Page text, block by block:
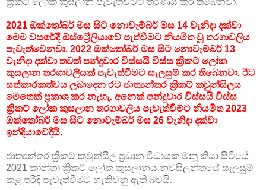
2021 ඔක්තෝබර් මස සිට නොවැම්බර් මස 14 වැනිදා දක්වා
මෙම වසරේදී ඕස්ට්‍රේලියාවේ පැත්වීමට නියමිත වූ තරගාවලිය
පැවැත්වෙනවා. 2022 ඔක්තෝබර් මස සිට නොවැම්බර් 13
වැනිදා දක්වා තවත් පන්දුවාර විස්සයි විස්ස ක්‍රිකට් ලෝක
කුසලාන තරගාවලියක් පැවැත්වීමට සැලසුම් කර තිබෙනවා. ඊට
සත්කාරකත්වය ලබාදෙන රට ජාත්‍යන්තර ක්‍රිකට් කවුන්සිලය
මෙතෙක් ප්‍රකාශ කර නැහැ. අනෙක් පන්දුවාර විස්සයි විස්ස
ක්‍රිකට් ලෝක කුසලාන තරගාවලිය පැවැත්වීම්ට නියමිත 2023
ඔක්තෝබර් මස සිට නොවැම්බර් මස 26 වැනිදා දක්වා
ඉන්දියාවේදීයි.
ජාත්‍යන්තර ක්‍රිකට් කවුන්සිල ප්‍රධාන විධායක මනූ කියා සිටියේ
2021 කාන්තා ක්‍රිකට් ලෝක කුසලානය නවසීලන්තයේ සැලසුම්
කළ පරිදි පැවැත්වීමට හැකිවනු ඇති බවයි.